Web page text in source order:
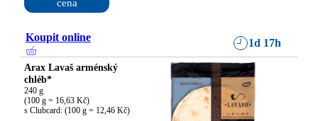
cena
Koupit online 1d 17h
Arax Lavaš arménský
chléb*
240 g
(100 g = 16,63 Kč)
s Clubcard: (100 g = 12,46 Kč)